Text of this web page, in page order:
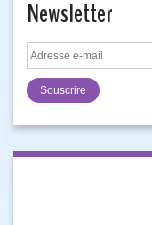
Newsletter
Adresse
e-
mail